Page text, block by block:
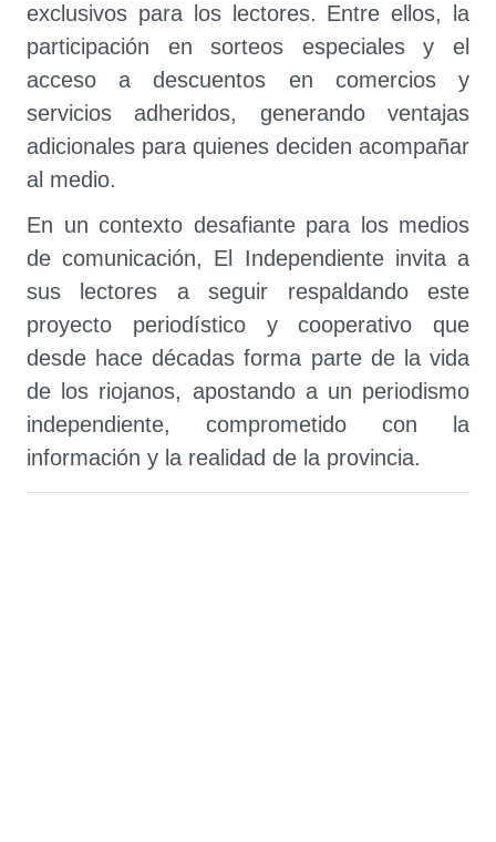
exclusivos para los lectores. Entre ellos, la
participación en sorteos especiales y el
acceso a descuentos en comercios y
servicios adheridos, generando ventajas
adicionales para quienes deciden acompañar
al medio.
En un contexto desafiante para los medios
de comunicación, El Independiente invita a
sus lectores a seguir respaldando este
proyecto periodístico y cooperativo que
desde hace décadas forma parte de la vida
de los riojanos, apostando a un periodismo
independiente, comprometido con la
información y la realidad de la provincia.